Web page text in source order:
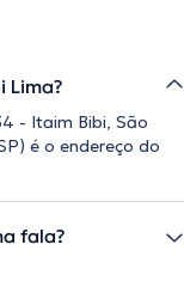
Lima?
- Itaim Bibi, São
é o endereço do
fala?